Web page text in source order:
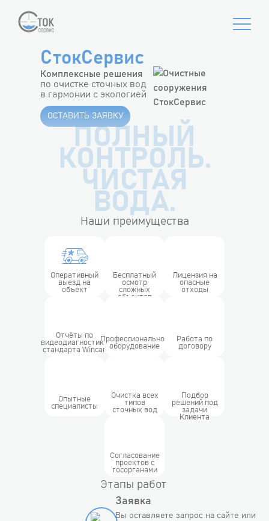
СтокСервис
Комплексные решения
по очистке сточных вод
в гармонии с экологией
ОСТАВИТЬ ЗАЯВКУ
ПОЛНЫЙ
КОНТРОЛЬ.
ЧИСТАЯ
ВОДА.
Наши преимущества
Оперативный
выезд на
объект
Бесплатный
осмотр
сложных
объектов
Лицензия на
опасные
отходы
Отчёты по
видеодиагностике
стандарта Wincan
Профессиональное
оборудование
Работа по
договору
Опытные
специалисты
Очистка всех
типов
сточных вод
Подбор
решений под
задачи
Клиента
Согласование
проектов с
госорганами
Этапы работ
Заявка
Вы оставляете запрос на сайте или